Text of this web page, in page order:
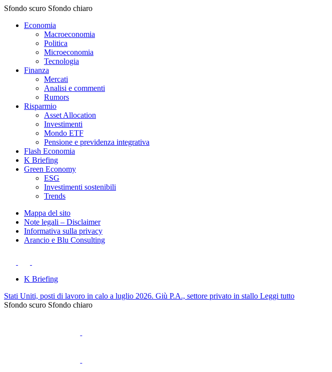
Sfondo scuro Sfondo chiaro
Economia
Macroeconomia
Politica
Microeconomia
Tecnologia
Finanza
Mercati
Analisi e commenti
Rumors
Risparmio
Asset Allocation
Investimenti
Mondo ETF
Pensione e previdenza integrativa
Flash Economia
K Briefing
Green Economy
ESG
Investimenti sostenibili
Trends
Mappa del sito
Note legali – Disclaimer
Informativa sulla privacy
Arancio e Blu Consulting
K Briefing
Stati Uniti, posti di lavoro in calo a luglio 2026. Giù P.A., settore privato in stallo Leggi tutto
Sfondo scuro Sfondo chiaro